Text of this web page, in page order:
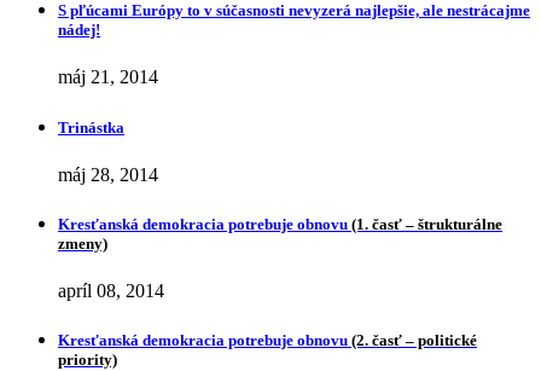
S pľúcami Európy to v súčasnosti nevyzerá najlepšie, ale nestrácajme
nádej!
máj 21, 2014
Trinástka
máj 28, 2014
Kresťanská demokracia potrebuje obnovu (1. časť – štrukturálne
zmeny)
apríl 08, 2014
Kresťanská demokracia potrebuje obnovu (2. časť – politické
priority)